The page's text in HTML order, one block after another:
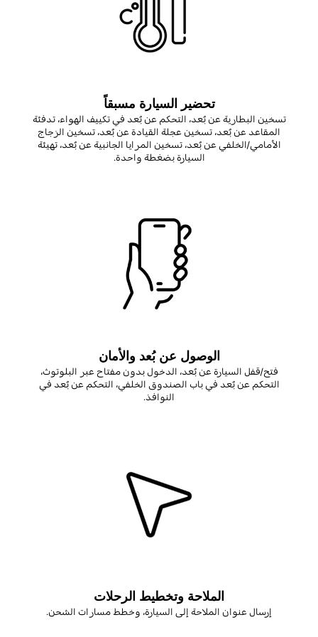
تحضير السيارة مسبقاً
تسخين البطارية عن بُعد، التحكم عن بُعد في تكييف الهواء، تدفئة
المقاعد عن بُعد، تسخين عجلة القيادة عن بُعد، تسخين الزجاج
الأمامي/الخلفي عن بُعد، تسخين المرايا الجانبية عن بُعد، تهيئة
السيارة بضغطة واحدة.
الوصول عن بُعد والأمان
فتح/قفل السيارة عن بُعد، الدخول بدون مفتاح عبر البلوتوث،
التحكم عن بُعد في باب الصندوق الخلفي، التحكم عن بُعد في
النوافذ.
الملاحة وتخطيط الرحلات
إرسال عنوان الملاحة إلى السيارة، وخطط مسارات الشحن.